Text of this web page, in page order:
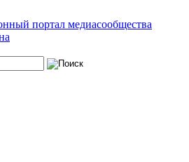
портал медиасообщества